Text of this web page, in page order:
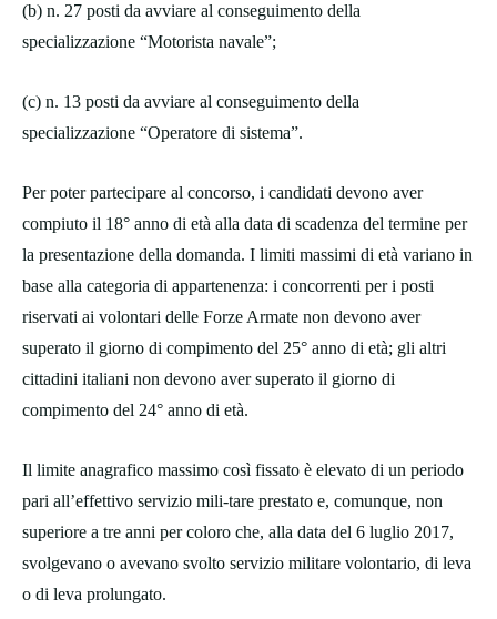
(b) n. 27 posti da avviare al conseguimento della
specializzazione “Motorista navale”;
(c) n. 13 posti da avviare al conseguimento della
specializzazione “Operatore di sistema”.
Per poter partecipare al concorso, i candidati devono aver
compiuto il 18° anno di età alla data di scadenza del termine per
la presentazione della domanda. I limiti massimi di età variano in
base alla categoria di appartenenza: i concorrenti per i posti
riservati ai volontari delle Forze Armate non devono aver
superato il giorno di compimento del 25° anno di età; gli altri
cittadini italiani non devono aver superato il giorno di
compimento del 24° anno di età.
Il limite anagrafico massimo così fissato è elevato di un periodo
pari all’effettivo servizio mili-tare prestato e, comunque, non
superiore a tre anni per coloro che, alla data del 6 luglio 2017,
svolgevano o avevano svolto servizio militare volontario, di leva
o di leva prolungato.